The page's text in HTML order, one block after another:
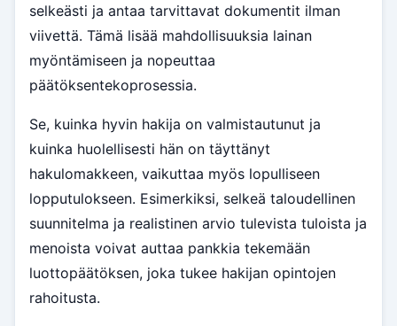
selkeästi ja antaa tarvittavat dokumentit ilman
viivettä. Tämä lisää mahdollisuuksia lainan
myöntämiseen ja nopeuttaa
päätöksentekoprosessia.
Se, kuinka hyvin hakija on valmistautunut ja
kuinka huolellisesti hän on täyttänyt
hakulomakkeen, vaikuttaa myös lopulliseen
lopputulokseen. Esimerkiksi, selkeä taloudellinen
suunnitelma ja realistinen arvio tulevista tuloista ja
menoista voivat auttaa pankkia tekemään
luottopäätöksen, joka tukee hakijan opintojen
rahoitusta.